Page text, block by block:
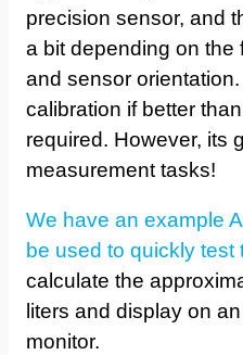
precision sensor, and
a bit depending on the
and sensor
calibration if better
required. However, its
measurement tasks!
We have an example
be used to quickly test
calculate the
liters and display on
monitor.